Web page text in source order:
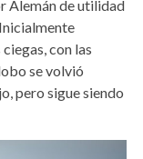
Alemán de utilidad
con las
se volvió
pero sigue siendo